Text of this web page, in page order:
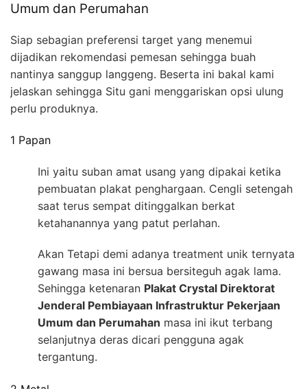
Umum dan Perumahan
Siap sebagian preferensi target yang menemui
dijadikan rekomendasi pemesan sehingga buah
nantinya sanggup langgeng. Beserta ini bakal kami
jelaskan sehingga Situ gani menggariskan opsi ulung
perlu produknya.
1 Papan
Ini yaitu suban amat usang yang dipakai ketika
pembuatan plakat penghargaan. Cengli setengah
saat terus sempat ditinggalkan berkat
ketahanannya yang patut perlahan.
Akan Tetapi demi adanya treatment unik ternyata
gawang masa ini bersua bersiteguh agak lama.
Sehingga ketenaran Plakat Crystal Direktorat
Jenderal Pembiayaan Infrastruktur Pekerjaan
Umum dan Perumahan masa ini ikut terbang
selanjutnya deras dicari pengguna agak
tergantung.